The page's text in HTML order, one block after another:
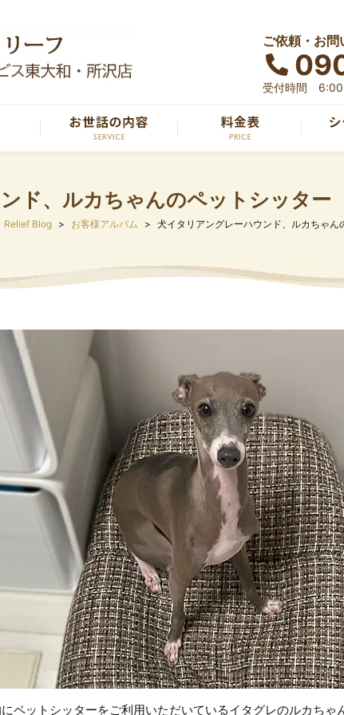
ご依頼・お問
受付時間 6:00
ド、ルカちゃんのペットシッター
Relief Blog お客様アルバム 犬イタリアングレーハウンド、ルカちゃん
ペットシッターをご利用いただいているイタグレのルカちゃ